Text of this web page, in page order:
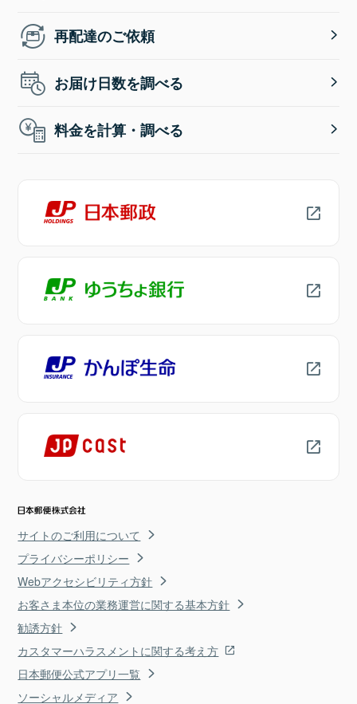
再配達のご依頼
お届け日数を調べる
料金を計算・調べる
サイトのご利用について
プライバシーポリシー
Webアクセシビリティ方針
お客さま本位の業務運営に関する基本方針
勧誘方針
カスタマーハラスメントに関する考え方
日本郵便公式アプリ一覧
ソーシャルメディア